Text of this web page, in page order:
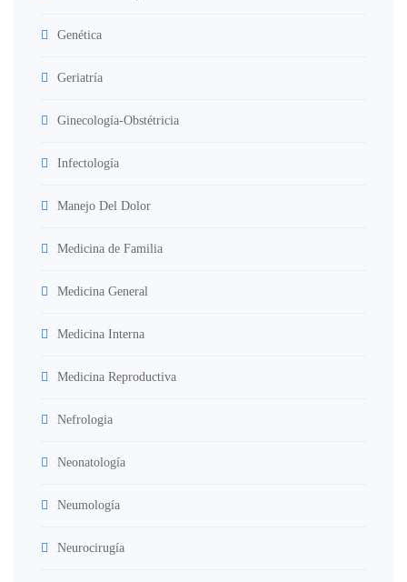
Genética
Geriatría
Ginecología-Obstétricia
Infectología
Manejo Del Dolor
Medicina de Familia
Medicina General
Medicina Interna
Medicina Reproductiva
Nefrologia
Neonatología
Neumología
Neurocirugía